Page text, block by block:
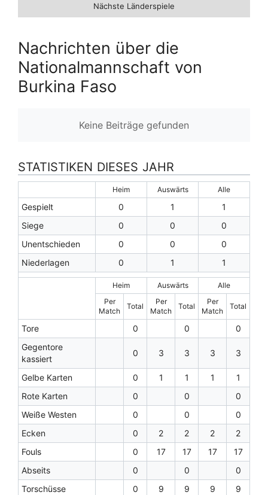
Nächste Länderspiele
Nachrichten über die
Nationalmannschaft von
Burkina Faso
Keine Beiträge gefunden
STATISTIKEN DIESES JAHR
Heim Auswärts Alle
Gespielt 0 1
1
Siege
0 0
0
Unentschieden
0 0
0
Niederlagen
0 1 1
Heim Auswärts
Alle
Per
Match
Total
Per
Match
Total
Per
Match
Total
Tore 0 0
0
Gegentore
kassiert
0 3 3 3 3
Gelbe Karten 0 1 1 1
1
Rote Karten
0 0
0
Weiße Westen
0 0
0
Ecken
0 2 2 2
2
Fouls
0 17 17 17
17
Abseits
0 0
0
Torschüsse
0 9 9 9
9